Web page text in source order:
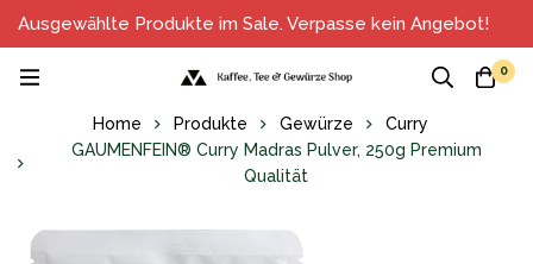
Ausgewählte Produkte im Sale. Verpasse kein Angebot!
0
Home Produkte Gewürze
Curry
GAUMENFEIN® Curry Madras Pulver, 250g Premium
Qualität